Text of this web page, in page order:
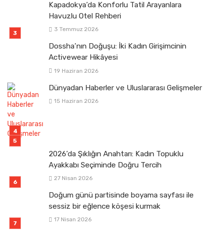
Kapadokya’da Konforlu Tatil Arayanlara
Havuzlu Otel Rehberi
3 Temmuz 2026
Dossha’nın Doğuşu: İki Kadın Girişimcinin
Activewear Hikâyesi
19 Haziran 2026
Dünyadan Haberler ve Uluslararası Gelişmeler
15 Haziran 2026
2026’da Şıklığın Anahtarı: Kadın Topuklu
Ayakkabı Seçiminde Doğru Tercih
27 Nisan 2026
Doğum günü partisinde boyama sayfası ile
sessiz bir eğlence köşesi kurmak
17 Nisan 2026